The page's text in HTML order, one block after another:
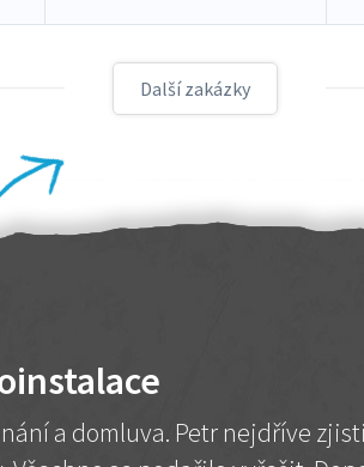
Další zakázky
a domluva. Petr nejdříve